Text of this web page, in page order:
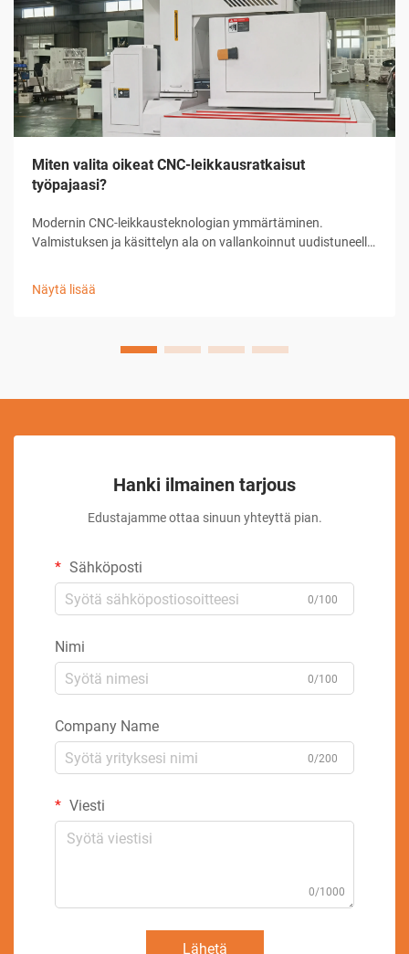
Miten valita oikeat CNC-leikkausratkaisut
työpajaasi?
Modernin CNC-leikkausteknologian ymmärtäminen.
Valmistuksen ja käsittelyn ala on vallankoinnut uudistuneella
kehittyneet järjestelmät yhdistävät tietokoneen ...
Näytä lisää
Hanki ilmainen tarjous
Edustajamme ottaa sinuun yhteyttä pian.
Sähköposti
0/100
Nimi
0/100
Company Name
0/200
Viesti
0/1000
Lähetä